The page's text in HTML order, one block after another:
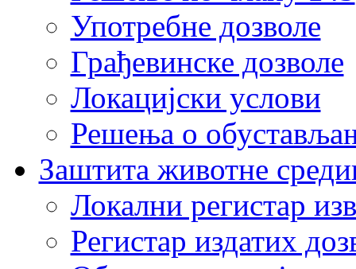
Употребне дозволе
Грађевинске дозволе
Локацијски услови
Решења о
Заштита животне
Локални регистар
Регистар издатих